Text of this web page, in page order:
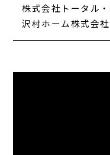
株式会社トータル
沢村ホーム株式会社